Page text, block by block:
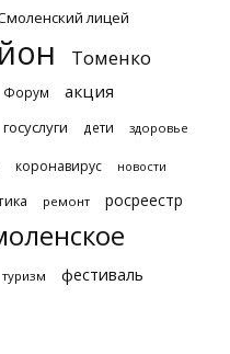
лицей
Томенко
Форум акция
госуслуги дети здоровье
коронавирус новости
ремонт росреестр
туризм фестиваль